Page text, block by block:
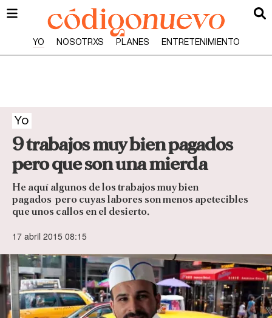
YO NOSOTRXS PLANES ENTRETENIMIENTO
Yo
9 trabajos muy bien pagados
pero que son una mierda
He aquí algunos de los trabajos muy bien
pagados pero cuyas labores son menos apetecibles
que unos callos en el desierto.
17 abril 2015 08:15